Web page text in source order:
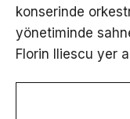
konserinde
yönetiminde
Florin Iliescu yer